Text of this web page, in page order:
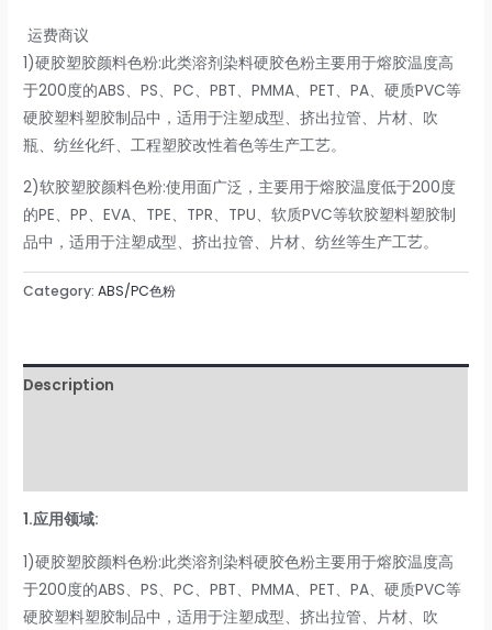
运费商议
1)硬胶塑胶颜料色粉:此类溶剂染料硬胶色粉主要用于熔胶温度高
于200度的ABS、PS、PC、PBT、PMMA、PET、PA、硬质PVC等
硬胶塑料塑胶制品中，适用于注塑成型、挤出拉管、片材、吹
瓶、纺丝化纤、工程塑胶改性着色等生产工艺。
2)软胶塑胶颜料色粉:使用面广泛，主要用于熔胶温度低于200度
的PE、PP、EVA、TPE、TPR、TPU、软质PVC等软胶塑料塑胶制
品中，适用于注塑成型、挤出拉管、片材、纺丝等生产工艺。
Category:ABS/PC色粉
Description
1.应用领域:
1)硬胶塑胶颜料色粉:此类溶剂染料硬胶色粉主要用于熔胶温度高
于200度的ABS、PS、PC、PBT、PMMA、PET、PA、硬质PVC等
硬胶塑料塑胶制品中，适用于注塑成型、挤出拉管、片材、吹